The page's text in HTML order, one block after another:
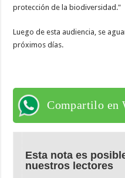
protección de la biodiversidad."
Luego de esta audiencia, se
próximos días.
Compartilo en
Esta nota es
nuestros lectores